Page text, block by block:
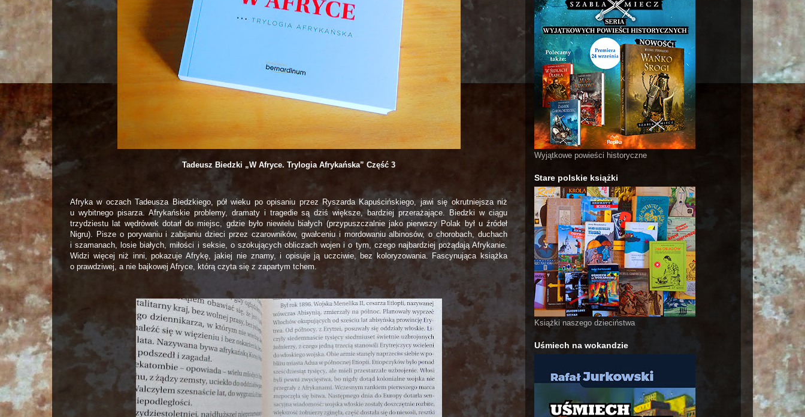
Tadeusz Biedzki „W Afryce. Trylogia Afrykańska” Część 3
Afryka w oczach Tadeusza Biedzkiego, pół wieku po opisaniu przez Ryszarda Kapuścińskiego, jawi się okrutniejsza niż
u wybitnego pisarza. Afrykańskie problemy, dramaty i tragedie są dziś większe, bardziej przerażające. Biedzki w ciągu
trzydziestu lat wędrówek dotarł do miejsc, gdzie było niewielu białych (przypuszczalnie jako pierwszy Polak był u źródeł
Nigru). Pisze o porywaniu i zabijaniu dzieci przez czarowników, gwałceniu i mordowaniu albinosów, o chorobach, duchach
i szamanach, losie białych, miłości i seksie, o szokujących obliczach wojen i o tym, czego najbardziej pożądają Afrykanie.
Widzi więcej niż inni, pokazuje Afrykę, jakiej nie znamy, i opisuje ją uczciwie, bez koloryzowania. Fascynująca książka
o prawdziwej, a nie bajkowej Afryce, którą czyta się z zapartym tchem.
Wyjątkowe powieści historyczne
Stare polskie książki
Książki naszego dzieciństwa
Uśmiech na wokandzie